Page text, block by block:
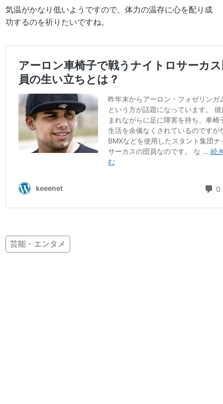
気温がかなり低いようですので、体力の温存に心を配り成
功するのを祈りたいですね。
芸能・エンタメ